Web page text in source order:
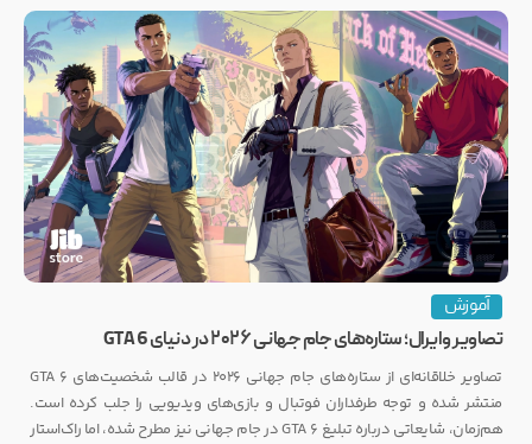
آموزش
تصاویر وایرال؛ ستاره‌های جام جهانی ۲۰۲۶ در دنیای GTA 6
تصاویر خلاقانه‌ای از ستاره‌های جام جهانی ۲۰۲۶ در قالب شخصیت‌های GTA 6
منتشر شده و توجه طرفداران فوتبال و بازی‌های ویدیویی را جلب کرده است.
هم‌زمان، شایعاتی درباره تبلیغ GTA 6 در جام جهانی نیز مطرح شده، اما راک‌استار